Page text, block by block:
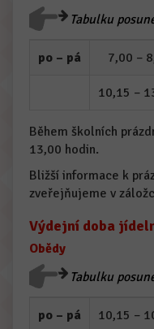
Tabulku
po – pá 7,00 –
10,15 –
Během školních
13,00 hodin.
Bližší informace k
zveřejňujeme v
Výdejní doba
Obědy
Tabulku
po – pá 10,15 –